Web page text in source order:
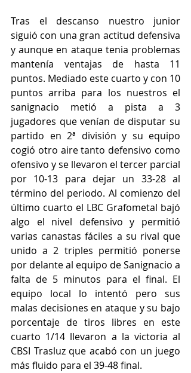
Tras el descanso nuestro junior
siguió con una gran actitud defensiva
y aunque en ataque tenia problemas
mantenía ventajas de hasta 11
puntos. Mediado este cuarto y con 10
puntos arriba para los nuestros el
sanignacio metió a pista a 3
jugadores que venían de disputar su
partido en 2ª división y su equipo
cogió otro aire tanto defensivo como
ofensivo y se llevaron el tercer parcial
por 10-13 para dejar un 33-28 al
término del periodo. Al comienzo del
último cuarto el LBC Grafometal bajó
algo el nivel defensivo y permitió
varias canastas fáciles a su rival que
unido a 2 triples permitió ponerse
por delante al equipo de Sanignacio a
falta de 5 minutos para el final. El
equipo local lo intentó pero sus
malas decisiones en ataque y su bajo
porcentaje de tiros libres en este
cuarto 1/14 llevaron a la victoria al
CBSI Trasluz que acabó con un juego
más fluido para el 39-48 final.